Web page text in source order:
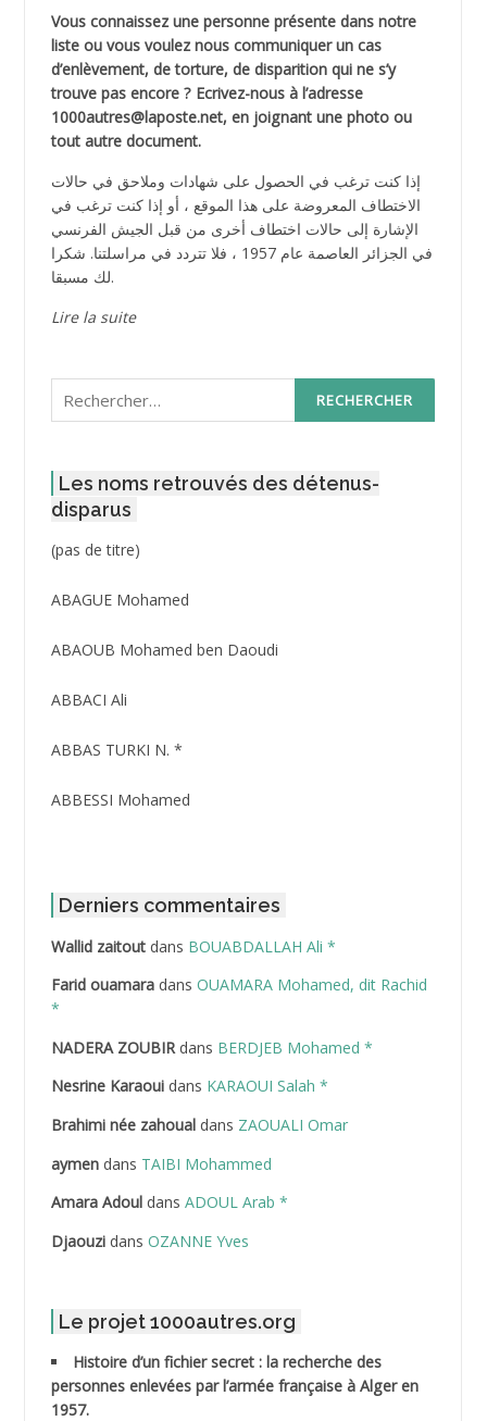
Vous connaissez une personne présente dans notre
liste ou vous voulez nous communiquer un cas
d’enlèvement, de torture, de disparition qui ne s’y
trouve pas encore ? Ecrivez-nous à l’adresse
1000autres@laposte.net, en joignant une photo ou
tout autre document.
إذا كنت ترغب في الحصول على شهادات وملاحق في حالات
الاختطاف المعروضة على هذا الموقع ، أو إذا كنت ترغب في
الإشارة إلى حالات اختطاف أخرى من قبل الجيش الفرنسي
في الجزائر العاصمة عام 1957 ، فلا تتردد في مراسلتنا. شكرا
لك مسبقا.
Lire la suite
Rechercher :
Les noms retrouvés des détenus-
disparus
(pas de titre)Post
3416
ABAGUE Mohamed
ABAOUB Mohamed ben Daoudi
ABBACI Ali
ABBAS TURKI N. *
ABBESSI Mohamed
ABDAT Amar
ABDEDDAIM Hamid
ABDELAZIZ Mohamed
ABDELHAFID Lakhdar
ABDELLI Mohamed
ABDELLI Mohamed *
ABDELMOUMENE Ahmed
ABDESMED Mohamed ben Kaddour
Derniers commentaires
Wallid zaitoutdans BOUABDALLAH Ali *
Farid ouamaradans OUAMARA Mohamed, dit Rachid
*
NADERA ZOUBIRdans BERDJEB Mohamed *
Nesrine Karaouidans KARAOUI Salah *
Brahimi née zahoualdans ZAOUALI Omar
aymendans TAIBI Mohammed
Amara Adouldans ADOUL Arab *
Djaouzidans OZANNE Yves
Le projet 1000autres.org
Histoire d’un fichier secret : la recherche des
personnes enlevées par l’armée française à Alger en
1957.